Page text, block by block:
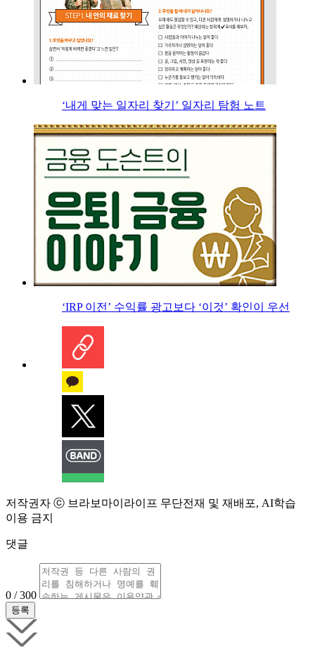
‘내게 맞는 일자리 찾기’ 일자리 탐험 노트
‘IRP 이전’ 수익률 광고보다 ‘이것’ 확인이 우선
저작권자 ⓒ 브라보마이라이프 무단전재 및 재배포, AI학습
이용 금지
댓글
0 / 300